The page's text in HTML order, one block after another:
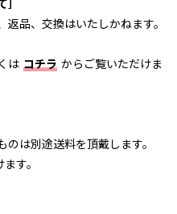
品、交換はいたしかねます。
は コチラ からご覧いただけま
は別途送料を頂戴します。
す。